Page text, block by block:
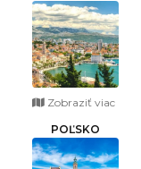
Zobraziť viac
POĽSKO